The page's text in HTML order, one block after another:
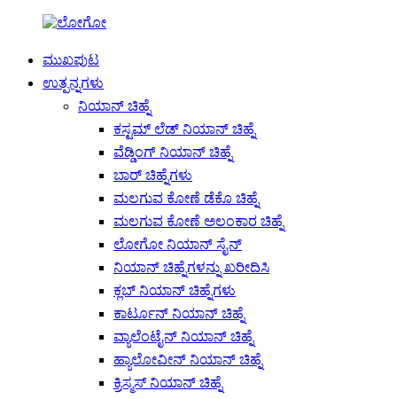
ಮುಖಪುಟ
ಉತ್ಪನ್ನಗಳು
ನಿಯಾನ್ ಚಿಹ್ನೆ
ಕಸ್ಟಮ್ ಲೆಡ್ ನಿಯಾನ್ ಚಿಹ್ನೆ
ವೆಡ್ಡಿಂಗ್ ನಿಯಾನ್ ಚಿಹ್ನೆ
ಬಾರ್ ಚಿಹ್ನೆಗಳು
ಮಲಗುವ ಕೋಣೆ ಡೆಕೊ ಚಿಹ್ನೆ
ಮಲಗುವ ಕೋಣೆ ಅಲಂಕಾರ ಚಿಹ್ನೆ
ಲೋಗೋ ನಿಯಾನ್ ಸೈನ್
ನಿಯಾನ್ ಚಿಹ್ನೆಗಳನ್ನು ಖರೀದಿಸಿ
ಕ್ಲಬ್ ನಿಯಾನ್ ಚಿಹ್ನೆಗಳು
ಕಾರ್ಟೂನ್ ನಿಯಾನ್ ಚಿಹ್ನೆ
ವ್ಯಾಲೆಂಟೈನ್ ನಿಯಾನ್ ಚಿಹ್ನೆ
ಹ್ಯಾಲೋವೀನ್ ನಿಯಾನ್ ಚಿಹ್ನೆ
ಕ್ರಿಸ್ಮಸ್ ನಿಯಾನ್ ಚಿಹ್ನೆ